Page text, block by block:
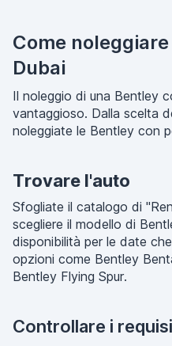
Come
Dubai
Il noleggio di una Bentley
vantaggioso. Dalla scelta
noleggiate le Bentley con
Trovare l'auto
Sfogliate il catalogo di
scegliere il modello di
disponibilità per le date
opzioni come Bentley
Bentley Flying Spur.
Controllare i